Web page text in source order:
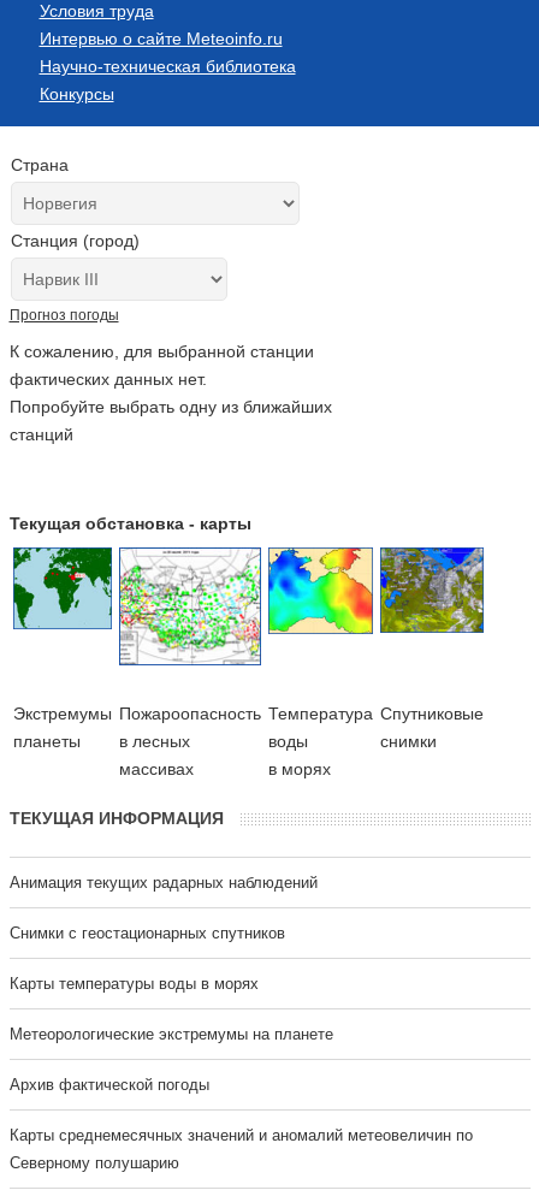
Условия труда
Интервью о сайте Meteoinfo.ru
Научно-техническая библиотека
Конкурсы
Страна
Станция (город)
Прогноз погоды
К сожалению, для выбранной станции
фактических данных нет.
Попробуйте выбрать одну из ближайших
станций
Текущая обстановка - карты
Экстремумы
планеты
Пожароопасность
в лесных
массивах
Температура
воды
в морях
Cпутниковые
снимки
ТЕКУЩАЯ ИНФОРМАЦИЯ
Анимация текущих радарных наблюдений
Cнимки с геостационарных спутников
Карты температуры воды в морях
Метеорологические экстремумы на планете
Архив фактической погоды
Карты среднемесячных значений и аномалий метеовеличин по
Северному полушарию